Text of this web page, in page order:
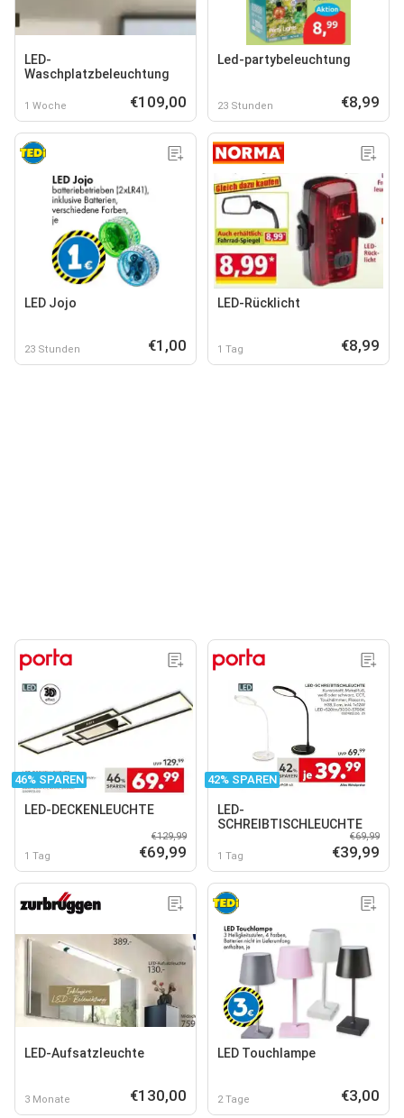
LED-
Waschplatzbeleuchtung
1 Woche €109,00
Led-partybeleuchtung
23 Stunden €8,99
LED Jojo
23 Stunden €1,00
LED-Rücklicht
1 Tag €8,99
46% SPAREN
LED-DECKENLEUCHTE
1 Tag
€129,99
€69,99
42% SPAREN
LED-
SCHREIBTISCHLEUCHTE
1 Tag
€69,99
€39,99
LED-Aufsatzleuchte
3 Monate €130,00
LED Touchlampe
2 Tage €3,00